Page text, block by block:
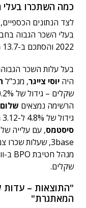
כמה השתכרו בעלי
לצד הנתונים
2022 והסתכם ב-13.7 מיליון שקלים.
היה יוסי צייגר, מנכ"ל
הרשימה נמצאים
גידול של 4.8% ל-3.12 מיליון שקלים;
סיסטמס, עם עלייה של 6.9% ל-2.6 מיליון;
3base, שעלות שכרו צמחה ב-24.2% ל-2.22 מיליון; ו
שקלים.
"התוצאות – עדות
המאתגרת"